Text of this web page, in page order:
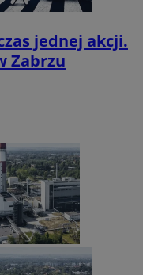
jednej akcji.
Zabrzu